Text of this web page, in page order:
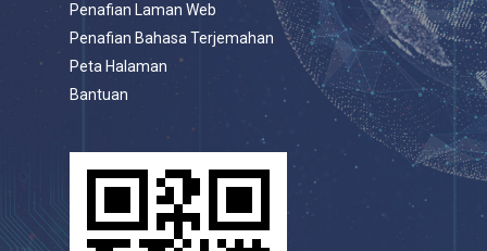
Penafian Laman Web
Penafian Bahasa Terjemahan
Peta Halaman
Bantuan